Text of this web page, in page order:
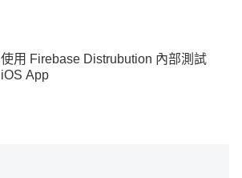
使用 Firebase Distrubution 內部測試
iOS App